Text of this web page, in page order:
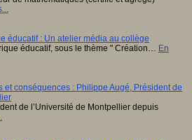
éducatif : Un atelier média au collège
éducatif, sous le thème " Création… En
et conséquences : Philippe Augé, Président de
de l’Université de Montpellier depuis